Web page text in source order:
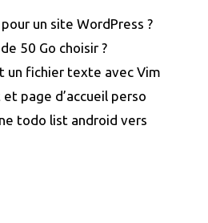
un site WordPress ?
50 Go choisir ?
un fichier texte avec Vim
page d’accueil perso
todo list android vers